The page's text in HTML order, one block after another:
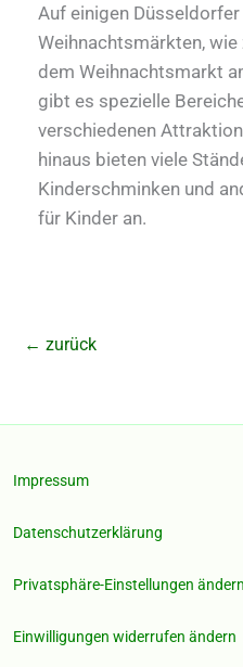
Auf einigen Düsseldorfer
Weihnachtsmärkten, wie
dem Weihnachtsmarkt
gibt es spezielle
verschiedenen
hinaus bieten viele
Kinderschminken und
für Kinder an.
← zurück
Impressum
Datenschutzerklärung
Privatsphäre-Einstellungen ändern
Einwilligungen widerrufen ändern